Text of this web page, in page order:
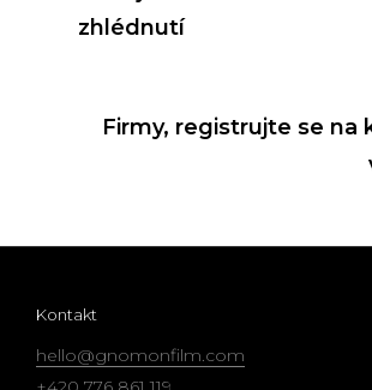
Kontakt
hello@gnomonfilm.com